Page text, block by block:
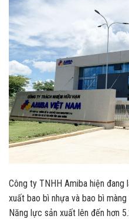
Công ty TNHH Amiba hiện
xuất bao bì nhựa và bao bì
Năng lực sản xuất lên đến hơn